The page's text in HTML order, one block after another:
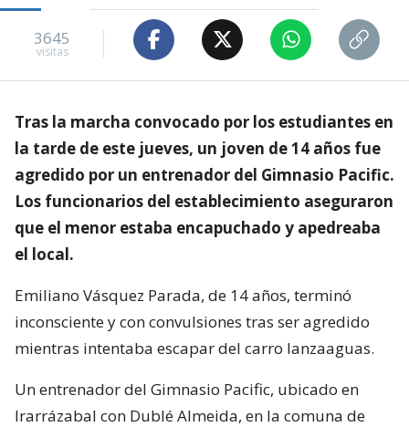
3645
visitas
Tras la marcha convocado por los estudiantes en
la tarde de este jueves, un joven de 14 años fue
agredido por un entrenador del Gimnasio Pacific.
Los funcionarios del establecimiento aseguraron
que el menor estaba encapuchado y apedreaba
el local.
Emiliano Vásquez Parada, de 14 años, terminó
inconsciente y con convulsiones tras ser agredido
mientras intentaba escapar del carro lanzaaguas.
Un entrenador del Gimnasio Pacific, ubicado en
Irarrázabal con Dublé Almeida, en la comuna de